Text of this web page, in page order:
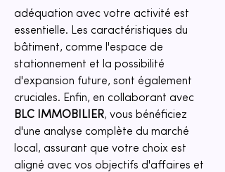
adéquation avec votre activité est
essentielle. Les caractéristiques du
bâtiment, comme l'espace de
stationnement et la possibilité
d'expansion future, sont également
cruciales. Enfin, en collaborant avec
BLC IMMOBILIER, vous bénéficiez
d'une analyse complète du marché
local, assurant que votre choix est
aligné avec vos objectifs d'affaires et